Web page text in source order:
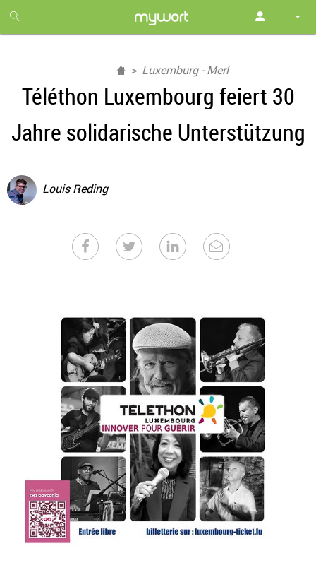
month
free
Luxemburg - Merl
Téléthon Luxembourg feiert 30
Jahre solidarische Unterstützung
Louis Reding